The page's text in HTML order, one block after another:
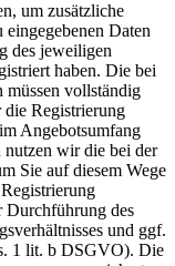
um zusätzliche
Daten
des jeweiligen
haben. Die bei
müssen vollständig
Registrierung
Angebotsumfang
wir die bei der
Sie auf diesem Wege
Durchführung des
und ggf.
1 lit. b DSGVO). Die